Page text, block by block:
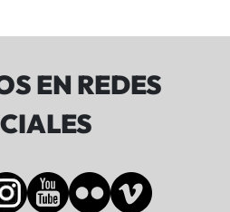
EN REDES